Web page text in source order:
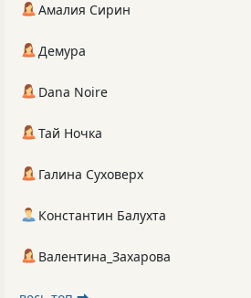
Амалия Сирин
Демура
Dana Noire
Тай Ночка
Галина Суховерх
Константин Балухта
Валентина_Захарова